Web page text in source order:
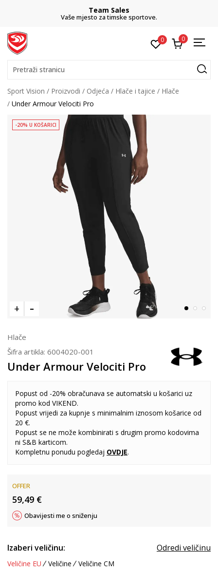
Team Sales
Vaše mjesto za timske sportove.
0 0
Pretraži stranicu
Sport Vision Proizvodi Odjeća Hlače i tajice
Hlače
Under Armour Velociti Pro
-20% U KOŠARICI
Hlače
Šifra artikla: 6004020-001
Under Armour Velociti Pro
Popust od -20% obračunava se automatski u košarici uz
promo kod VIKEND.
Popust vrijedi za kupnje s minimalnim iznosom košarice od
20 €.
Popust se ne može kombinirati s drugim promo kodovima
ni S&B karticom.
Kompletnu ponudu pogledaj OVDJE.
OFFER
59,49 €
Obavijesti me o sniženju
Izaberi veličinu: Odredi veličinu
Veličine EU Veličine Veličine CM